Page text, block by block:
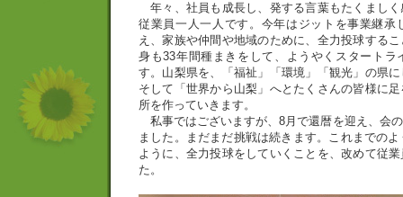
年々、社員も成長し、発する言葉もたくまし
従業員一人一人です。今年はジットを事業継承
え、家族や仲間や地域のために、全力投球する
身も33年間種まきをして、ようやくスタートラ
す。山梨県を、「福祉」「環境」「観光」の県
そして「世界から山梨」へとたくさんの皆様に
所を作っていきます。
私事ではございますが、8月で還暦を迎え、会
ました。まだまだ挑戦は続きます。これまでの
ように、全力投球をしていくことを、改めて従
た。